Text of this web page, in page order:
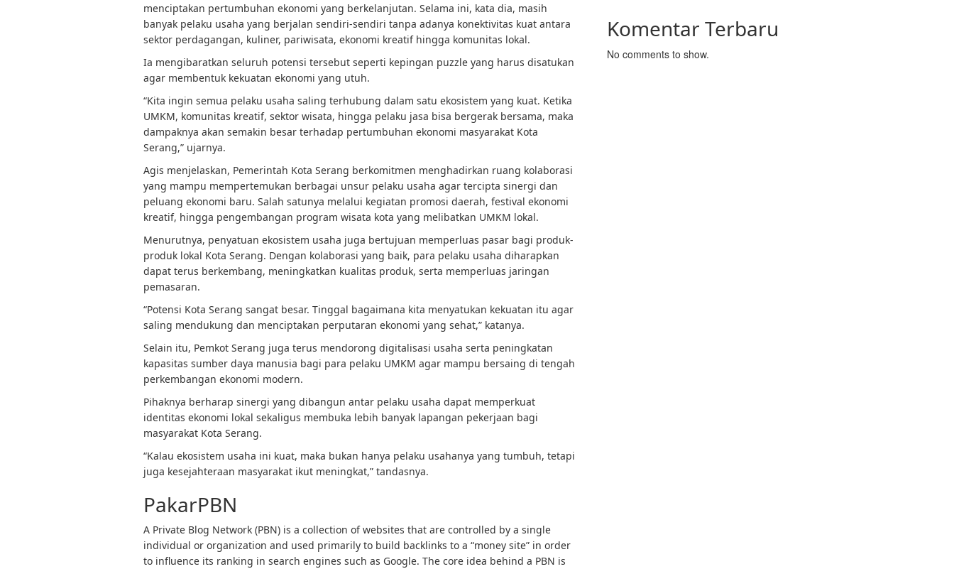
menciptakan pertumbuhan ekonomi yang berkelanjutan. Selama ini, kata dia, masih
banyak pelaku usaha yang berjalan sendiri-sendiri tanpa adanya konektivitas kuat antara
sektor perdagangan, kuliner, pariwisata, ekonomi kreatif hingga komunitas lokal.
Ia mengibaratkan seluruh potensi tersebut seperti kepingan puzzle yang harus disatukan
agar membentuk kekuatan ekonomi yang utuh.
“Kita ingin semua pelaku usaha saling terhubung dalam satu ekosistem yang kuat. Ketika
UMKM, komunitas kreatif, sektor wisata, hingga pelaku jasa bisa bergerak bersama, maka
dampaknya akan semakin besar terhadap pertumbuhan ekonomi masyarakat Kota
Serang,” ujarnya.
Agis menjelaskan, Pemerintah Kota Serang berkomitmen menghadirkan ruang kolaborasi
yang mampu mempertemukan berbagai unsur pelaku usaha agar tercipta sinergi dan
peluang ekonomi baru. Salah satunya melalui kegiatan promosi daerah, festival ekonomi
kreatif, hingga pengembangan program wisata kota yang melibatkan UMKM lokal.
Menurutnya, penyatuan ekosistem usaha juga bertujuan memperluas pasar bagi produk-
produk lokal Kota Serang. Dengan kolaborasi yang baik, para pelaku usaha diharapkan
dapat terus berkembang, meningkatkan kualitas produk, serta memperluas jaringan
pemasaran.
“Potensi Kota Serang sangat besar. Tinggal bagaimana kita menyatukan kekuatan itu agar
saling mendukung dan menciptakan perputaran ekonomi yang sehat,” katanya.
Selain itu, Pemkot Serang juga terus mendorong digitalisasi usaha serta peningkatan
kapasitas sumber daya manusia bagi para pelaku UMKM agar mampu bersaing di tengah
perkembangan ekonomi modern.
Pihaknya berharap sinergi yang dibangun antar pelaku usaha dapat memperkuat
identitas ekonomi lokal sekaligus membuka lebih banyak lapangan pekerjaan bagi
masyarakat Kota Serang.
“Kalau ekosistem usaha ini kuat, maka bukan hanya pelaku usahanya yang tumbuh, tetapi
juga kesejahteraan masyarakat ikut meningkat,” tandasnya.
PakarPBN
A Private Blog Network (PBN) is a collection of websites that are controlled by a single
individual or organization and used primarily to build backlinks to a “money site” in order
to influence its ranking in search engines such as Google. The core idea behind a PBN is
Komentar Terbaru
No comments to show.